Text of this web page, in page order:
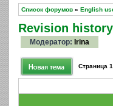
Список форумов » English
Revision history
Модератор: Irina
Страница 1